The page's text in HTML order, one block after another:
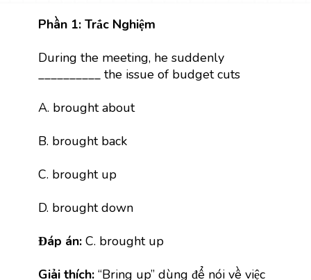
Phần 1: Trắc Nghiệm
During the meeting, he suddenly
__________ the issue of budget cuts
A. brought about
B. brought back
C. brought up
D. brought down
Đáp án:C. brought up
Giải thích:“Bring up” dùng để nói về việc